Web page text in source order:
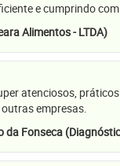
e cumprindo
Alimentos - LTDA)
atenciosos,
empresas.
da Fonseca